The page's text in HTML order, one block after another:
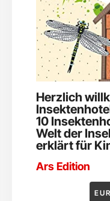
Herzlich
10
Welt der
erklärt für
Ars Edition
EUR